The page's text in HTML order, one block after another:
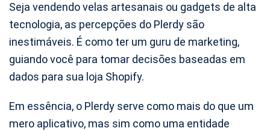
Seja vendendo velas artesanais ou gadgets de alta
tecnologia, as percepções do Plerdy são
inestimáveis. É como ter um guru de marketing,
guiando você para tomar decisões baseadas em
dados para sua loja Shopify.
Em essência, o Plerdy serve como mais do que um
mero aplicativo, mas sim como uma entidade